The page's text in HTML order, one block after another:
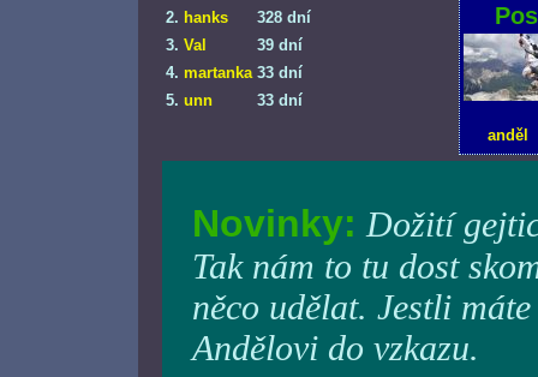
2. hanks
328 dní
3. Val
39 dní
4. martanka 33 dní
5. unn 33 dní
anděl
Novinky: Dožití
Tak nám to tu dost
něco udělat. Jestli
Andělovi do vzkazu.